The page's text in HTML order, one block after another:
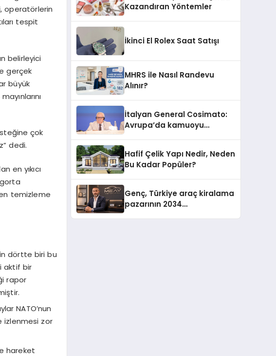
operatörlerin
tespit
belirleyici
gerçek
büyük
çok
dedi.
en yıkıcı
temizleme
dörtte biri bu
aktif bir
rapor
NATO’nun
izlenmesi zor
hareket
Kazandıran Yöntemler
İkinci El Rolex Saat Satışı
MHRS ile Nasıl Randevu
Alınır?
İtalyan General Cosimato:
Avrupa’da kamuoyu
Hafif Çelik Yapı Nedir, Neden
Bu Kadar Popüler?
Genç, Türkiye araç kiralama
pazarının 2034